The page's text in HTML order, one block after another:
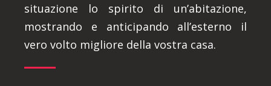
situazione lo spirito di un’abitazione,
mostrando e anticipando all’esterno il
vero volto migliore della vostra casa.